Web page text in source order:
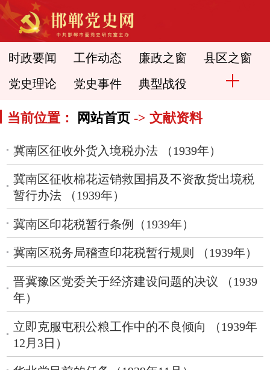
时政要闻 工作动态 廉政之窗 县区之窗
党史理论 党史事件 典型战役
当前位置： 网站首页 -> 文献资料
冀南区征收外货入境税办法 （1939年）
冀南区征收棉花运销救国捐及不资敌货出境税
暂行办法 （1939年）
冀南区印花税暂行条例（1939年）
冀南区税务局稽查印花税暂行规则 （1939年）
晋冀豫区党委关于经济建设问题的决议 （1939
年）
立即克服屯积公粮工作中的不良倾向 （1939年
12月3日）